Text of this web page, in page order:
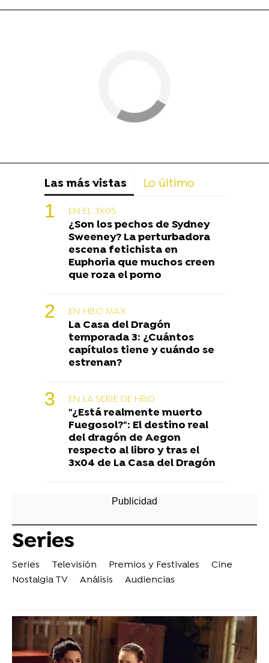
Las más vistas Lo último
EN EL 3X05
¿Son los pechos de Sydney
Sweeney? La perturbadora
escena fetichista en
Euphoria que muchos creen
que roza el porno
EN HBO MAX
La Casa del Dragón
temporada 3: ¿Cuántos
capítulos tiene y cuándo se
estrenan?
EN LA SERIE DE HBO
"¿Está realmente muerto
Fuegosol?": El destino real
del dragón de Aegon
respecto al libro y tras el
3x04 de La Casa del Dragón
Series
Series Televisión Premios y Festivales
Cine
Nostalgia TV
Análisis Audiencias